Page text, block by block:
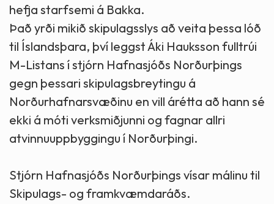
hefja starfsemi á Bakka.
Það yrði mikið skipulagsslys að veita þessa lóð
til Íslandsþara, því leggst Áki Hauksson fulltrúi
M-Listans í stjórn Hafnasjóðs Norðurþings
gegn þessari skipulagsbreytingu á
Norðurhafnarsvæðinu en vill árétta að hann sé
ekki á móti verksmiðjunni og fagnar allri
atvinnuuppbyggingu í Norðurþingi.
Stjórn Hafnasjóðs Norðurþings vísar málinu til
Skipulags- og framkvæmdaráðs.